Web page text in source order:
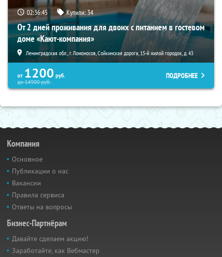
02:36:44 Купили:34
От 2 дней проживания для двоих с питанием в гостевом
доме «Кают-компания»
Ленинградская обл., г. Ломоносов, Сойкинская дорога, 15-й жилой городок, д. 43
от 1200 руб.
до14900руб.
ПОДРОБНЕЕ
Компания
Основное
Публикации о нас
Вакансии
Правила сервиса
Ответы на вопросы
Бизнес-Партнёрам
Давайте сделаем акцию!
Заработайте, как Вебмастер